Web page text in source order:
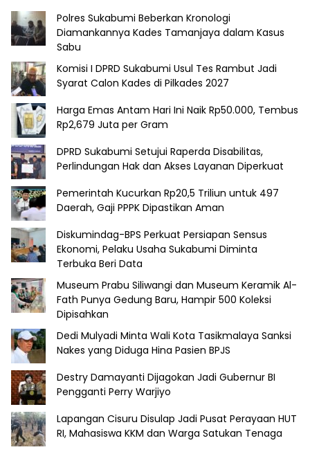
Polres Sukabumi Beberkan Kronologi
Diamankannya Kades Tamanjaya dalam Kasus
Sabu
Komisi I DPRD Sukabumi Usul Tes Rambut Jadi
Syarat Calon Kades di Pilkades 2027
Harga Emas Antam Hari Ini Naik Rp50.000, Tembus
Rp2,679 Juta per Gram
DPRD Sukabumi Setujui Raperda Disabilitas,
Perlindungan Hak dan Akses Layanan Diperkuat
Pemerintah Kucurkan Rp20,5 Triliun untuk 497
Daerah, Gaji PPPK Dipastikan Aman
Diskumindag-BPS Perkuat Persiapan Sensus
Ekonomi, Pelaku Usaha Sukabumi Diminta
Terbuka Beri Data
Museum Prabu Siliwangi dan Museum Keramik Al-
Fath Punya Gedung Baru, Hampir 500 Koleksi
Dipisahkan
Dedi Mulyadi Minta Wali Kota Tasikmalaya Sanksi
Nakes yang Diduga Hina Pasien BPJS
Destry Damayanti Dijagokan Jadi Gubernur BI
Pengganti Perry Warjiyo
Lapangan Cisuru Disulap Jadi Pusat Perayaan HUT
RI, Mahasiswa KKM dan Warga Satukan Tenaga